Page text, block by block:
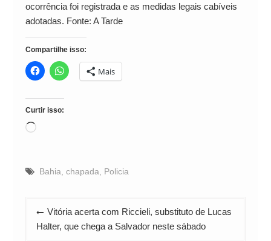
ocorrência foi registrada e as medidas legais cabíveis
adotadas. Fonte: A Tarde
Compartilhe isso:
Mais
Curtir isso:
Carregando...
Bahia, chapada, Policia
Navegação
de
Vitória acerta com Riccieli, substituto de Lucas
Halter, que chega a Salvador neste sábado